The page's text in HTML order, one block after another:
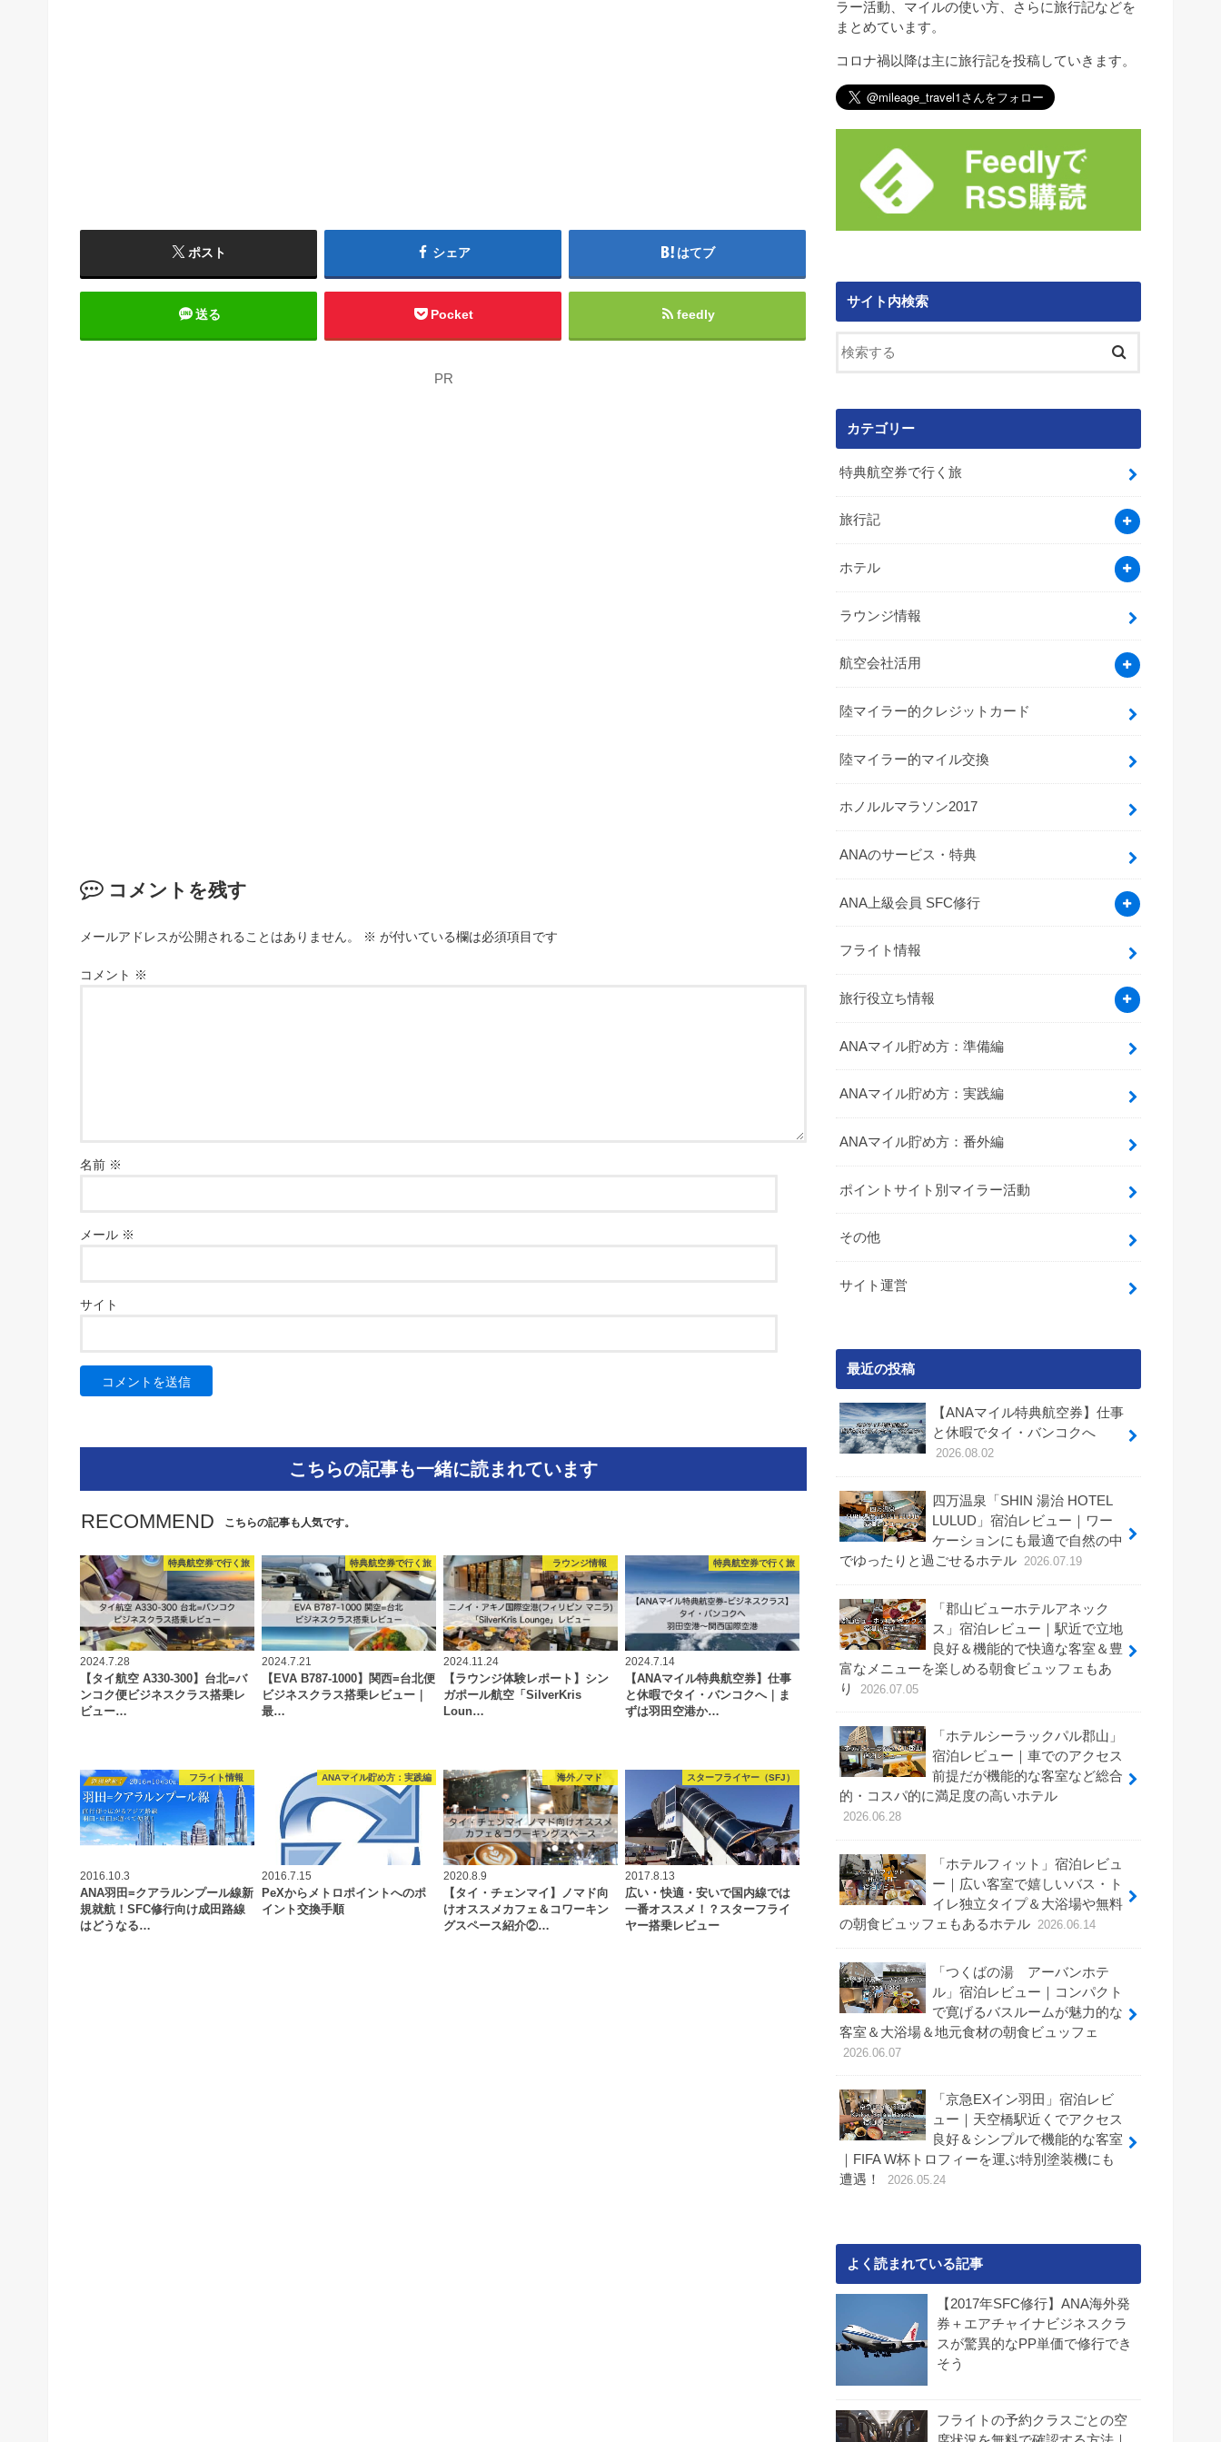
ポスト シェア はてブ
送る Pocket feedly
PR
コメントを残す
メールアドレスが公開されることはありません。 ※ が付いている欄は必須項目です
コメント ※
名前 ※
メール ※
サイト
こちらの記事も一緒に読まれています
RECOMMEND こちらの記事も人気です。
特典航空券で行く旅
2024.7.28
【タイ航空 A330-300】台北=バ
ンコク便ビジネスクラス搭乗レ
ビュー…
特典航空券で行く旅
2024.7.21
【EVA B787-1000】関西=台北便
ビジネスクラス搭乗レビュー｜
最…
ラウンジ情報
2024.11.24
【ラウンジ体験レポート】シン
ガポール航空「SilverKris
Loun…
特典航空券で行く旅
2024.7.14
【ANAマイル特典航空券】仕事
と休暇でタイ・バンコクへ｜ま
ずは羽田空港か…
フライト情報
2016.10.3
ANA羽田=クアラルンプール線新
規就航！SFC修行向け成田路線
はどうなる…
ANAマイル貯め方：実践編
2016.7.15
PeXからメトロポイントへのポ
イント交換手順
海外ノマド
2020.8.9
【タイ・チェンマイ】ノマド向
けオススメカフェ＆コワーキン
グスペース紹介②…
スターフライヤー（SFJ）
2017.8.13
広い・快適・安いで国内線では
一番オススメ！？スターフライ
ヤー搭乗レビュー
ラー活動、マイルの使い方、さらに旅行記などを
まとめています。
コロナ禍以降は主に旅行記を投稿していきます。
サイト内検索
カテゴリー
特典航空券で行く旅
旅行記
ホテル
ラウンジ情報
航空会社活用
陸マイラー的クレジットカード
陸マイラー的マイル交換
ホノルルマラソン2017
ANAのサービス・特典
ANA上級会員 SFC修行
フライト情報
旅行役立ち情報
ANAマイル貯め方：準備編
ANAマイル貯め方：実践編
ANAマイル貯め方：番外編
ポイントサイト別マイラー活動
その他
サイト運営
最近の投稿
【ANAマイル特典航空券】仕事
と休暇でタイ・バンコクへ
2026.08.02
四万温泉「SHIN 湯治 HOTEL
LULUD」宿泊レビュー｜ワー
ケーションにも最適で自然の中
でゆったりと過ごせるホテル 2026.07.19
「郡山ビューホテルアネック
ス」宿泊レビュー｜駅近で立地
良好＆機能的で快適な客室＆豊
富なメニューを楽しめる朝食ビュッフェもあ
り
2026.07.05
「ホテルシーラックパル郡山」
宿泊レビュー｜車でのアクセス
前提だが機能的な客室など総合
的・コスパ的に満足度の高いホテル
2026.06.28
「ホテルフィット」宿泊レビュ
ー｜広い客室で嬉しいバス・ト
イレ独立タイプ＆大浴場や無料
の朝食ビュッフェもあるホテル 2026.06.14
「つくばの湯 アーバンホテ
ル」宿泊レビュー｜コンパクト
で寛げるバスルームが魅力的な
客室＆大浴場＆地元食材の朝食ビュッフェ
2026.06.07
「京急EXイン羽田」宿泊レビ
ュー｜天空橋駅近くでアクセス
良好＆シンプルで機能的な客室
｜FIFA W杯トロフィーを運ぶ特別塗装機にも
遭遇！
2026.05.24
よく読まれている記事
【2017年SFC修行】ANA海外発
券＋エアチャイナビジネスクラ
スが驚異的なPP単価で修行でき
そう
フライトの予約クラスごとの空